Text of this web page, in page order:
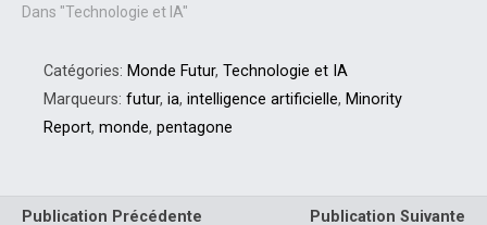
Dans "Technologie et IA"
Catégories: Monde Futur, Technologie et IA
Marqueurs: futur, ia, intelligence artificielle, Minority
Report, monde, pentagone
Publication Précédente Publication Suivante